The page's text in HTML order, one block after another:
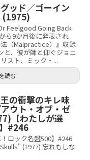
ッド／ゴーイン
(1975)
Feelgood Going Back
ら9か月後に発表され
（Malpractice）』収録
と、彼が師と仰ぐジョニ
スト、ミック・...
読む
の衝撃のキレ味
ウト・オブ・ゼ
【わたしが選
#246
！ロック名盤500】#246
(1977) 忘れもしな